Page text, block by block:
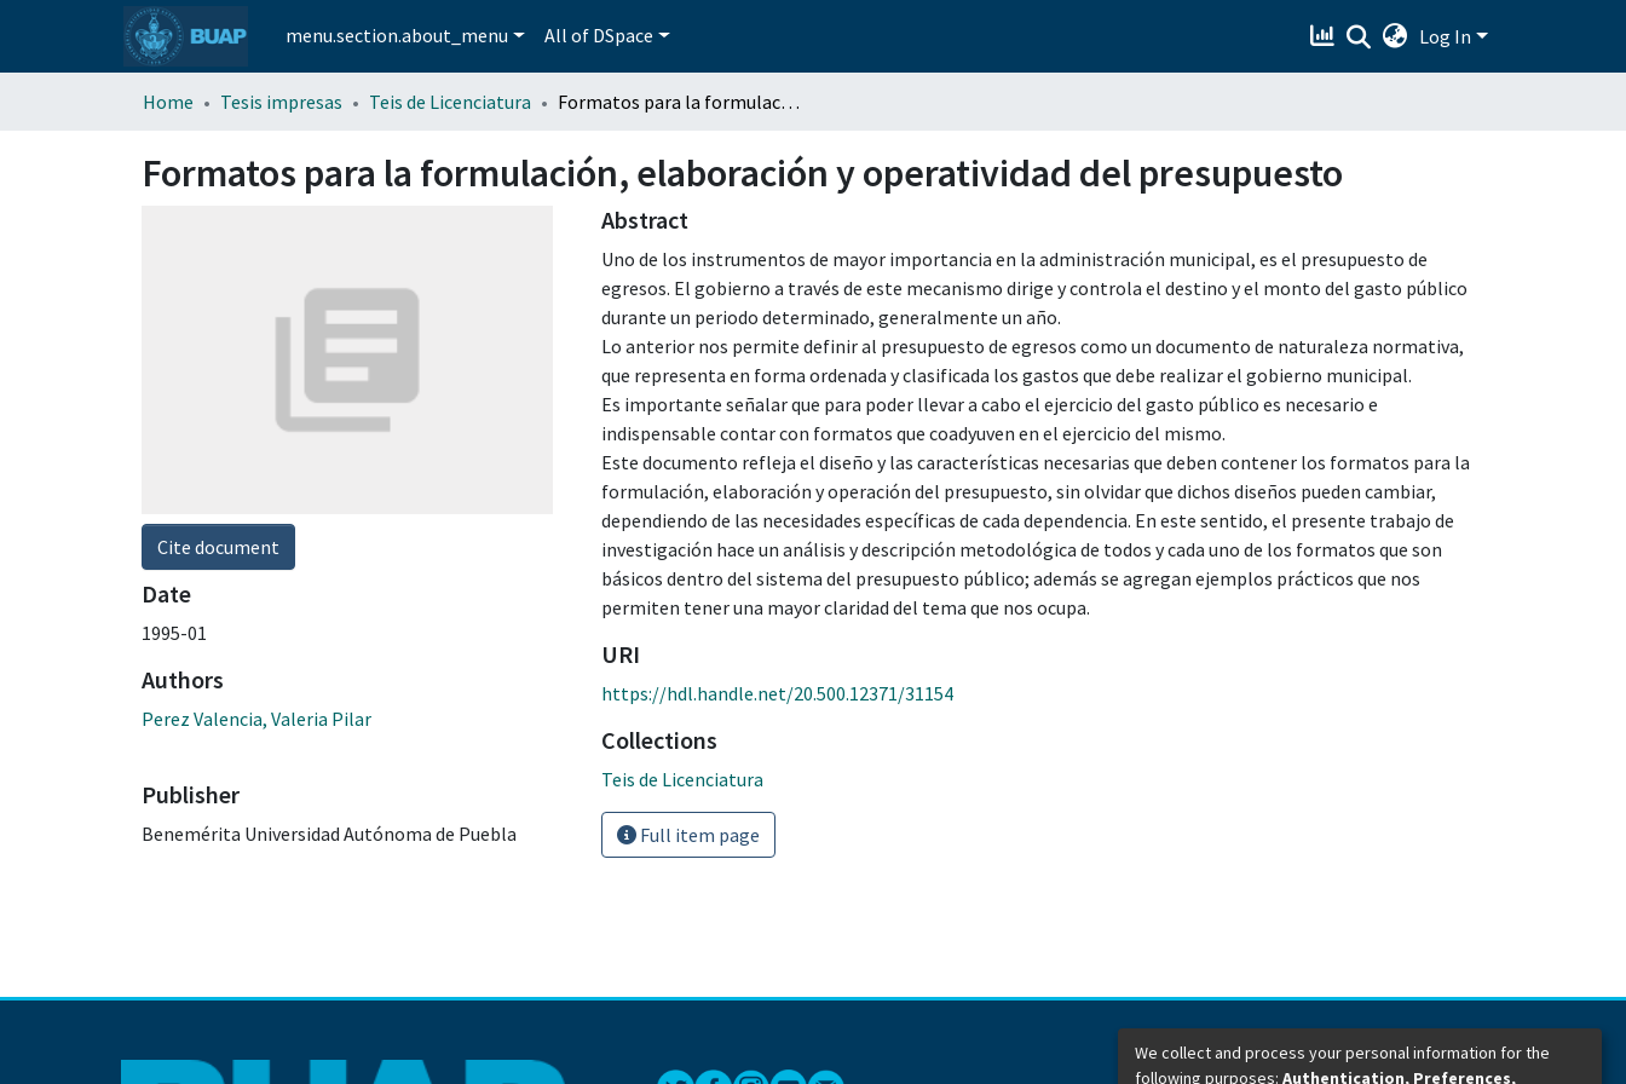
menu.section.about_menu All of DSpace Log In
Home Tesis impresas Teis de Licenciatura Formatos para la formulación, elaboración y operatividad del presupuesto
Formatos para la formulación, elaboración y operatividad del presupuesto
Cite document
Date
1995-01
Authors
Perez Valencia, Valeria Pilar
Publisher
Benemérita Universidad Autónoma de Puebla
Abstract
Uno de los instrumentos de mayor importancia en la administración municipal, es el presupuesto de
egresos. El gobierno a través de este mecanismo dirige y controla el destino y el monto del gasto público
durante un periodo determinado, generalmente un año.
Lo anterior nos permite definir al presupuesto de egresos como un documento de naturaleza normativa,
que representa en forma ordenada y clasificada los gastos que debe realizar el gobierno municipal.
Es importante señalar que para poder llevar a cabo el ejercicio del gasto público es necesario e
indispensable contar con formatos que coadyuven en el ejercicio del mismo.
Este documento refleja el diseño y las características necesarias que deben contener los formatos para la
formulación, elaboración y operación del presupuesto, sin olvidar que dichos diseños pueden cambiar,
dependiendo de las necesidades específicas de cada dependencia. En este sentido, el presente trabajo de
investigación hace un análisis y descripción metodológica de todos y cada uno de los formatos que son
básicos dentro del sistema del presupuesto público; además se agregan ejemplos prácticos que nos
permiten tener una mayor claridad del tema que nos ocupa.
URI
https://hdl.handle.net/20.500.12371/31154
Collections
Teis de Licenciatura
Full item page
Dirección General de Bibliotecas
We collect and process your personal information for the
following purposes: Authentication, Preferences,